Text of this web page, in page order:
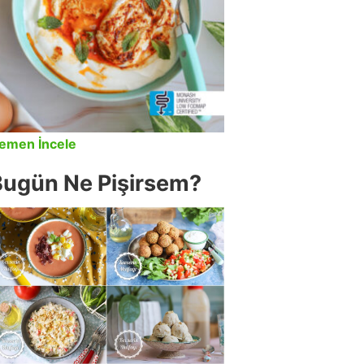
İncele
Ne Pişirsem?